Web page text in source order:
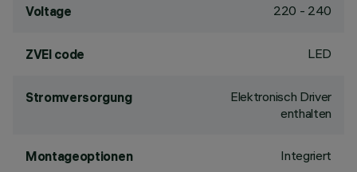
Voltage 220 - 240
ZVEI code LED
Stromversorgung
Elektronisch Driver
enthalten
Montageoptionen Integriert